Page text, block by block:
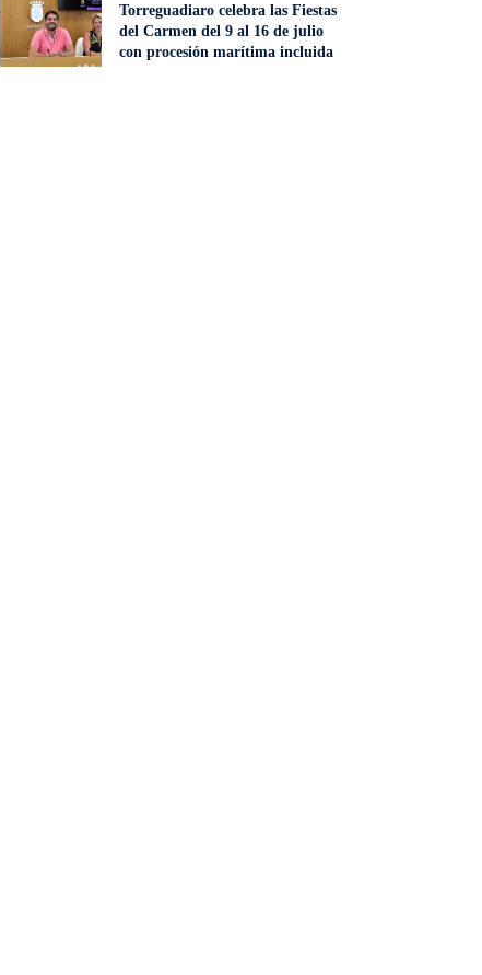
Torreguadiaro celebra las Fiestas
del Carmen del 9 al 16 de julio
con procesión marítima incluida